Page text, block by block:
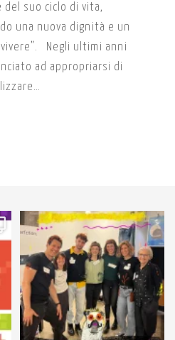
suo ciclo di vita,
una nuova dignità e un
Negli ultimi anni
ad appropriarsi di
90 3